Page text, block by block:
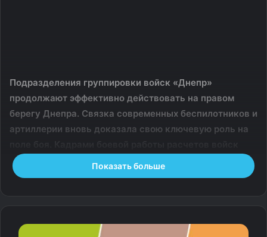
Подразделения группировки войск «Днепр»
продолжают эффективно действовать на правом
берегу Днепра. Связка современных беспилотников и
артиллерии вновь доказала свою ключевую роль на
беспилотных систем поделилась пресс-служба
Минобороны.
«Орлан-10» 18-й общевойсковой армии в ходе
Показать больше